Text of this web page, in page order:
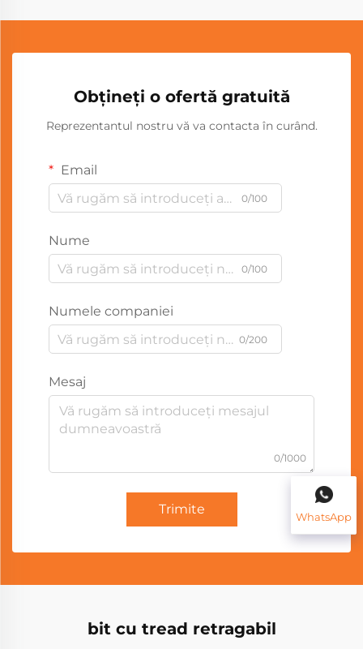
Obțineți o ofertă gratuită
Reprezentantul nostru vă va contacta în curând.
Email
0/100
Nume
0/100
Numele companiei
0/200
Mesaj
0/1000
Trimite
bit cu tread retragabil
WhatsApp